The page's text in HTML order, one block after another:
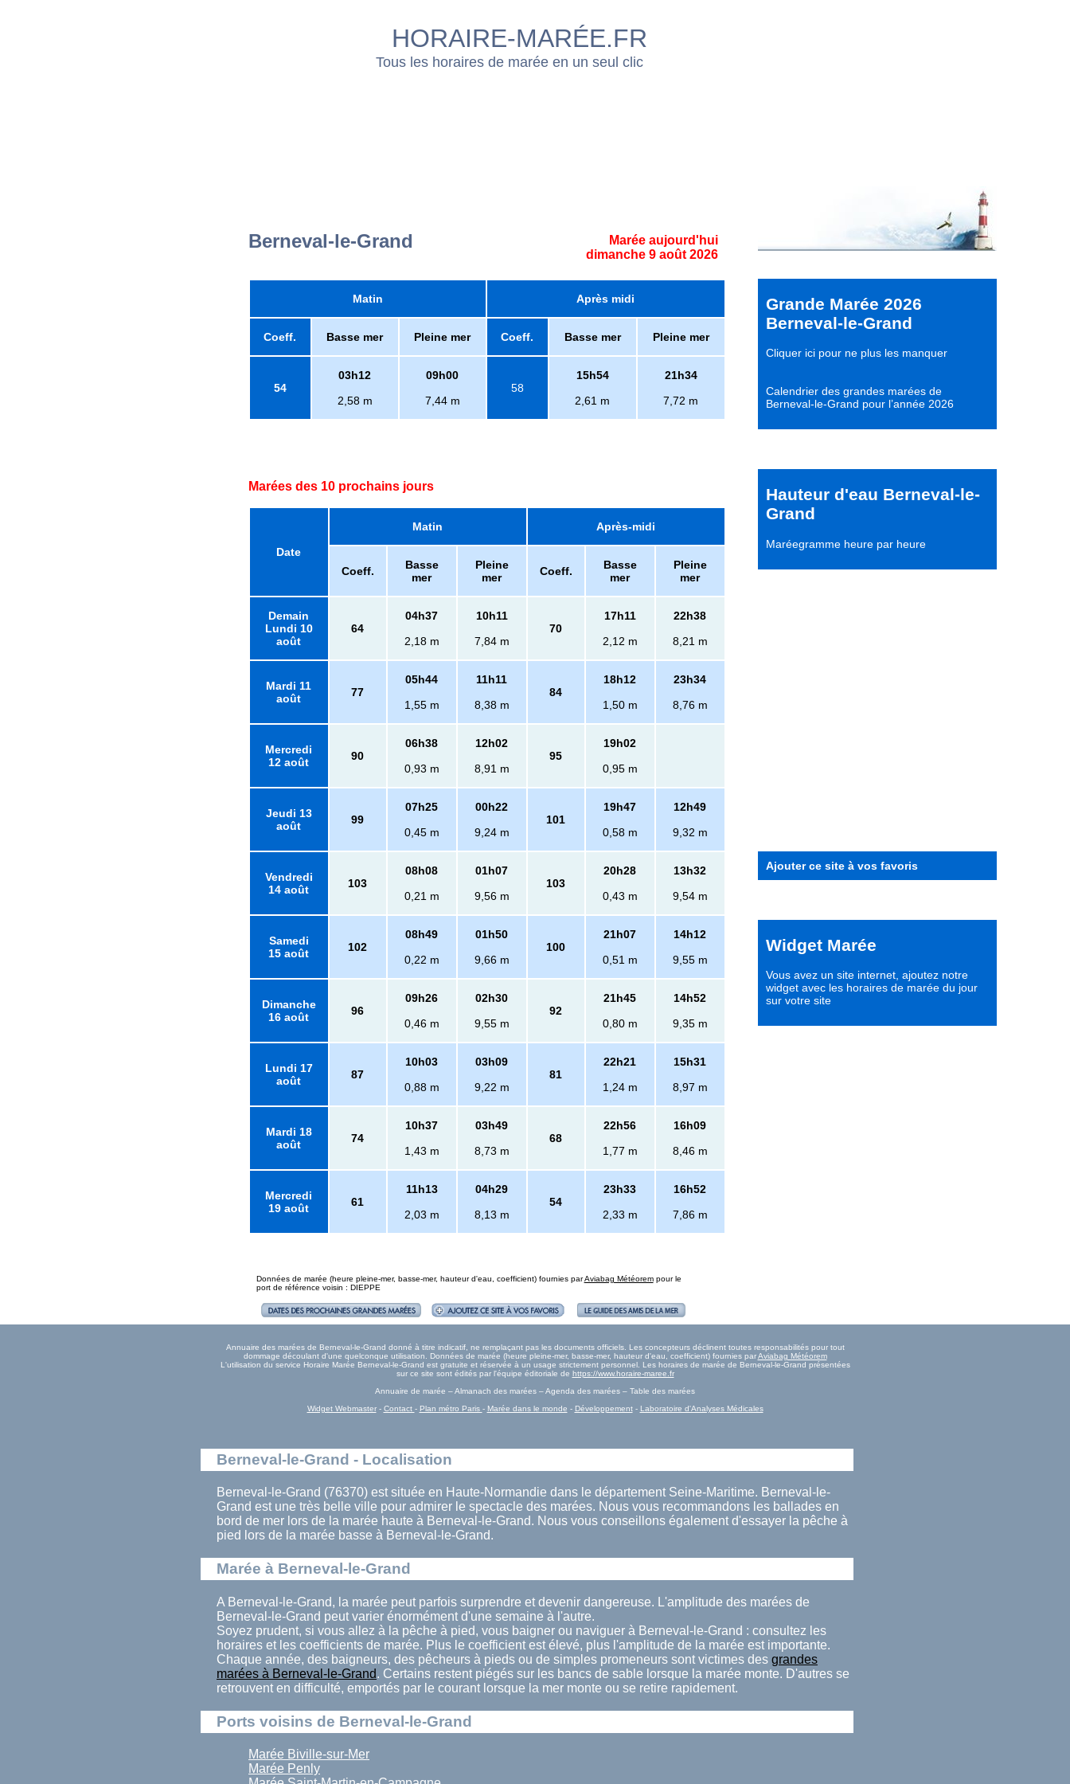
HORAIRE-MARÉE.FR
Tous les horaires de marée en un seul clic
Berneval-le-Grand
Marée aujourd'hui
dimanche 9 août 2026
Matin Après midi
Coeff. Basse mer Pleine mer Coeff. Basse mer Pleine mer
54
03h12
2,58 m
09h00
7,44 m
58
15h54
2,61 m
21h34
7,72 m
Marées des 10 prochains jours
Date
Matin Après-midi
Coeff.
Basse
mer
Pleine
mer
Coeff.
Basse
mer
Pleine
mer
Demain
Lundi 10
août
64
04h37
2,18 m
10h11
7,84 m
70
17h11
2,12 m
22h38
8,21 m
Mardi 11
août
77
05h44
1,55 m
11h11
8,38 m
84
18h12
1,50 m
23h34
8,76 m
Mercredi
12 août
90
06h38
0,93 m
12h02
8,91 m
95
19h02
0,95 m
Jeudi 13
août
99
07h25
0,45 m
00h22
9,24 m
101
19h47
0,58 m
12h49
9,32 m
Vendredi
14 août
103
08h08
0,21 m
01h07
9,56 m
103
20h28
0,43 m
13h32
9,54 m
Samedi
15 août
102
08h49
0,22 m
01h50
9,66 m
100
21h07
0,51 m
14h12
9,55 m
Dimanche
16 août
96
09h26
0,46 m
02h30
9,55 m
92
21h45
0,80 m
14h52
9,35 m
Lundi 17
août
87
10h03
0,88 m
03h09
9,22 m
81
22h21
1,24 m
15h31
8,97 m
Mardi 18
août
74
10h37
1,43 m
03h49
8,73 m
68
22h56
1,77 m
16h09
8,46 m
Mercredi
19 août
61
11h13
2,03 m
04h29
8,13 m
54
23h33
2,33 m
16h52
7,86 m
Données de marée (heure pleine-mer, basse-mer, hauteur d'eau, coefficient) fournies parAviabag Météorempour le
port de référence voisin : DIEPPE
Grande Marée 2026
Berneval-le-Grand
Cliquer ici pour ne plus les manquer
Calendrier des grandes marées de
Berneval-le-Grand pour l’année 2026
Hauteur d'eau Berneval-le-
Grand
Maréegramme heure par heure
Ajouter ce site à vos favoris
Widget Marée
Vous avez un site internet, ajoutez notre
widget avec les horaires de marée du jour
sur votre site
Annuaire des marées de Berneval-le-Grand donné à titre indicatif, ne remplaçant pas les documents officiels. Les concepteurs déclinent toutes responsabilités pour tout
dommage découlant d'une quelconque utilisation. Données de marée (heure pleine-mer, basse-mer, hauteur d'eau, coefficient) fournies parAviabag Météorem
L'utilisation du service Horaire Marée Berneval-le-Grand est gratuite et réservée à un usage strictement personnel. Les horaires de marée de Berneval-le-Grand présentées
sur ce site sont édités par l'équipe éditoriale de https://www.horaire-maree.fr
Annuaire de marée – Almanach des marées – Agenda des marées – Table des marées
Widget Webmaster- Contact - Plan métro Paris - Marée dans le monde - Développement- Laboratoire d'Analyses Médicales
Berneval-le-Grand - Localisation
Berneval-le-Grand (76370) est située en Haute-Normandie dans le département Seine-Maritime. Berneval-le-
Grand est une très belle ville pour admirer le spectacle des marées. Nous vous recommandons les ballades en
bord de mer lors de la marée haute à Berneval-le-Grand. Nous vous conseillons également d'essayer la pêche à
pied lors de la marée basse à Berneval-le-Grand.
Marée à Berneval-le-Grand
A Berneval-le-Grand, la marée peut parfois surprendre et devenir dangereuse. L'amplitude des marées de
Berneval-le-Grand peut varier énormément d'une semaine à l'autre.
Soyez prudent, si vous allez à la pêche à pied, vous baigner ou naviguer à Berneval-le-Grand : consultez les
horaires et les coefficients de marée. Plus le coefficient est élevé, plus l'amplitude de la marée est importante.
Chaque année, des baigneurs, des pêcheurs à pieds ou de simples promeneurs sont victimes des grandes
marées à Berneval-le-Grand. Certains restent piégés sur les bancs de sable lorsque la marée monte. D'autres se
retrouvent en difficulté, emportés par le courant lorsque la mer monte ou se retire rapidement.
Ports voisins de Berneval-le-Grand
Marée Biville-sur-Mer
Marée Penly